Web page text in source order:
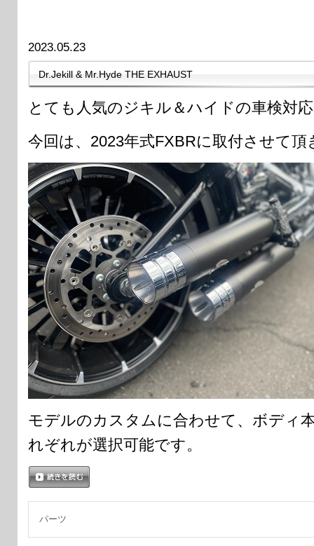
2023.05.23
Dr.Jekill & Mr.Hyde THE EXHAUST
とても人気のジキル＆ハイドの車検対
今回は、2023年式FXBRに取付させて頂
モデルのカスタムに合わせて、ボディ
れぞれが選択可能です。
パーツ